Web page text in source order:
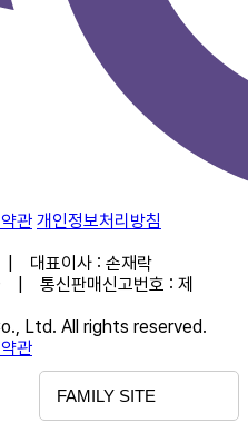
관 개인정보처리방침
| 대표이사 : 손재락
| 통신판매신고번호 : 제
Ltd. All rights reserved.
FAMILY SITE
관